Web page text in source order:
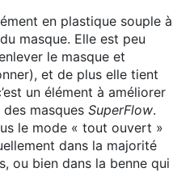
en plastique souple à
masque. Elle est peu
le masque et
et de plus elle tient
un élément à améliorer
masques SuperFlow.
le mode « tout ouvert »
dans la majorité
ou bien dans la benne qui